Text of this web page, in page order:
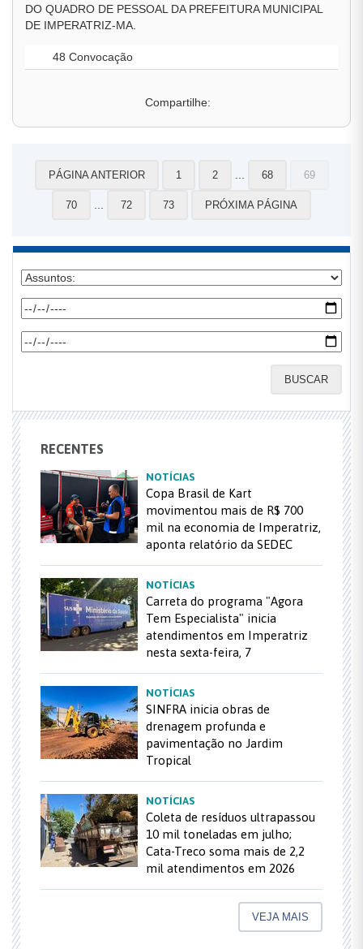
DO QUADRO DE PESSOAL DA PREFEITURA MUNICIPAL
DE IMPERATRIZ-MA.
48 Convocação
Compartilhe:
PÁGINA ANTERIOR 1 2 68 69
70 72 73 PRÓXIMA PÁGINA
BUSCAR
RECENTES
NOTÍCIAS
Copa Brasil de Kart
movimentou mais de R$ 700
mil na economia de Imperatriz,
aponta relatório da SEDEC
NOTÍCIAS
Carreta do programa "Agora
Tem Especialista" inicia
atendimentos em Imperatriz
nesta sexta-feira, 7
NOTÍCIAS
SINFRA inicia obras de
drenagem profunda e
pavimentação no Jardim
Tropical
NOTÍCIAS
Coleta de resíduos ultrapassou
10 mil toneladas em julho;
Cata-Treco soma mais de 2,2
mil atendimentos em 2026
VEJA MAIS